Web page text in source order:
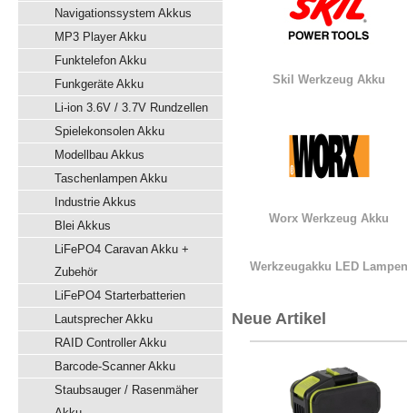
Navigationssystem Akkus
MP3 Player Akku
Funktelefon Akku
Funkgeräte Akku
Li-ion 3.6V / 3.7V Rundzellen
Spielekonsolen Akku
Modellbau Akkus
Taschenlampen Akku
Industrie Akkus
Blei Akkus
LiFePO4 Caravan Akku +
Zubehör
LiFePO4 Starterbatterien
Lautsprecher Akku
RAID Controller Akku
Barcode-Scanner Akku
Staubsauger / Rasenmäher
Skil Werkzeug Akku
Worx Werkzeug Akku
Werkzeugakku LED Lampen
Neue Artikel